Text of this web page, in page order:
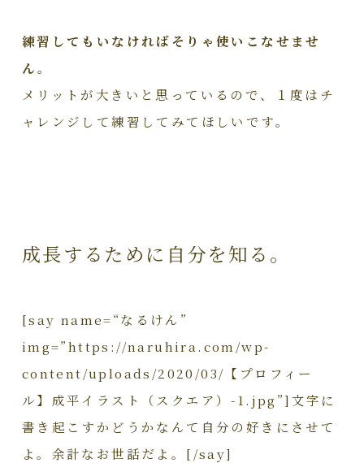
練習してもいなければそりゃ使いこなせませ
ん。
メリットが大きいと思っているので、１度はチ
ャレンジして練習してみてほしいです。
成長するために自分を知る。
[say name=“なるけん”
img=”https://naruhira.com/wp-
content/uploads/2020/03/【プロフィー
ル】成平イラスト（スクエア）-1.jpg”]文字に
書き起こすかどうかなんて自分の好きにさせて
よ。余計なお世話だよ。[/say]